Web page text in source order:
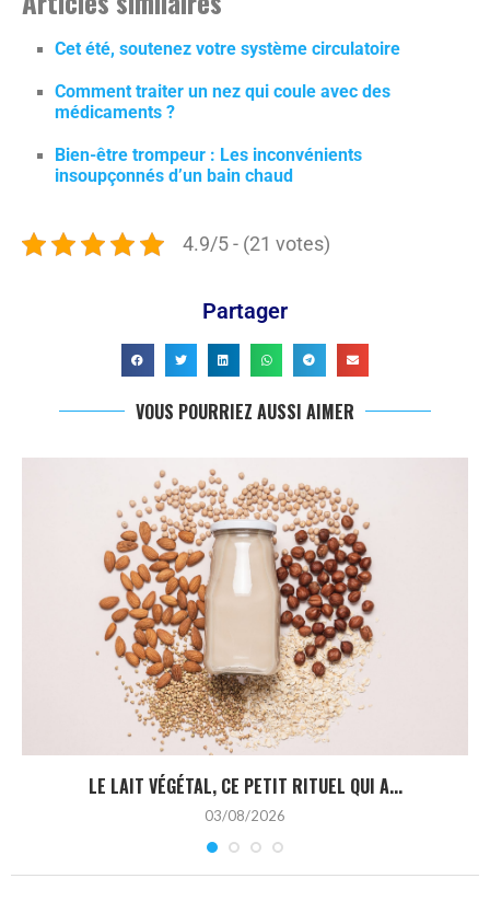
Cet été, soutenez votre système circulatoire
Comment traiter un nez qui coule avec des
médicaments ?
Bien-être trompeur : Les inconvénients
insoupçonnés d’un bain chaud
4.9/5 - (21 votes)
Partager
VOUS POURRIEZ AUSSI AIMER
LE LAIT VÉGÉTAL, CE PETIT RITUEL QUI A...
03/08/2026